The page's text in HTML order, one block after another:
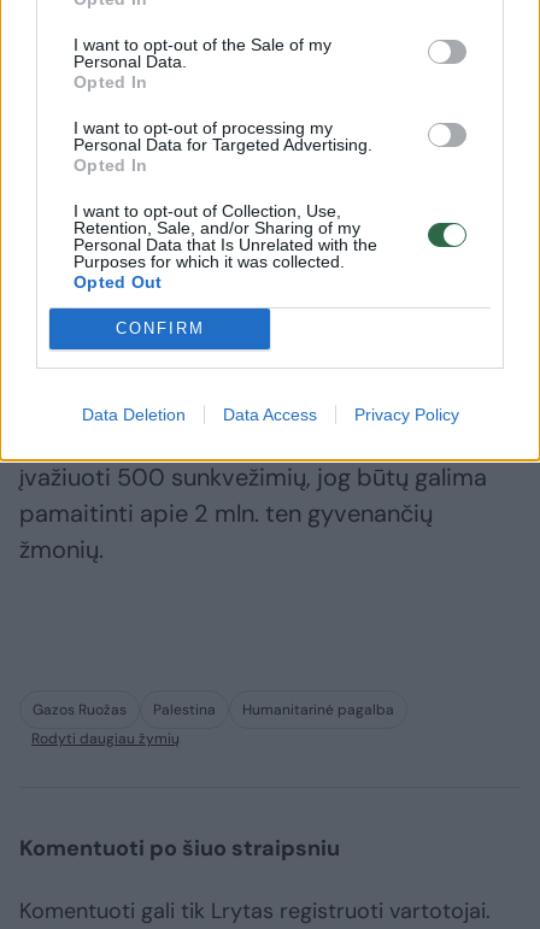
I want to opt-out of the Sale of my
Personal Data.
Opted In
I want to opt-out of processing my
Personal Data for Targeted Advertising.
Opted In
I want to opt-out of Collection, Use,
Retention, Sale, and/or Sharing of my
Personal Data that Is Unrelated with the
Purposes for which it was collected.
Opted Out
CONFIRM
Data Deletion Data Access Privacy Policy
Iš Izraelio – kritika Europos
valstybėms: dalis kaltės dėl
Vašingtone nužudytų
diplomatų tenka jums
JAV
įvažiuoti 500 sunkvežimių, jog būtų galima
pamaitinti apie 2 mln. ten gyvenančių
žmonių.
Gazos Ruožas Palestina
Humanitarinė pagalba
Rodyti daugiau žymių
Komentuoti po šiuo straipsniu
Komentuoti gali tik Lrytas registruoti vartotojai.